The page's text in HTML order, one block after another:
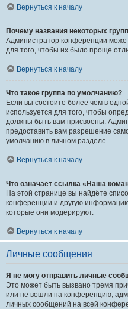
Вернуться к началу
Почему названия некоторых
Администратор конференции
для того, чтобы их было проще
Вернуться к началу
Что такое группа по умолчанию?
Если вы состоите более чем в
используется для того, чтобы
должны быть вам присвоены.
предоставить вам разрешение
умолчанию в личном разделе.
Вернуться к началу
Что означает ссылка «Наша
На этой странице вы найдёте
конференции и другую
которые они модерируют.
Вернуться к началу
Личные сообщения
Я не могу отправить личные
Это может быть вызвано тремя
или не вошли на конференцию,
личных сообщений на всей